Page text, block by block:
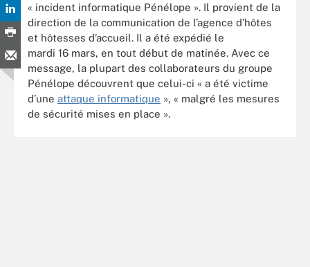
« incident informatique Pénélope ». Il provient de la
direction de la communication de l’agence d’hôtes
et hôtesses d’accueil. Il a été expédié le
mardi 16 mars, en tout début de matinée. Avec ce
message, la plupart des collaborateurs du groupe
Pénélope découvrent que celui-ci « a été victime
d’une attaque informatique », « malgré les mesures
de sécurité mises en place ».